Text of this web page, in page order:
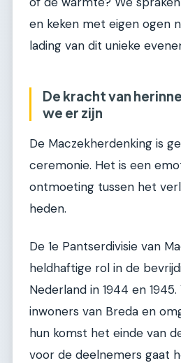
en keken met eigen ogen
lading van dit unieke
De kracht van
we er zijn
De Maczekherdenking is
ceremonie. Het is een
ontmoeting tussen het
heden.
De 1e Pantserdivisie van
heldhaftige rol in de
Nederland in 1944 en
inwoners van Breda en
hun komst het einde van
voor de deelnemers gaat